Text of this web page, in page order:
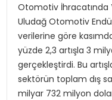
SPOR
SAĞLIK
MAGAZIN
Otomotiv İhracatında
Uludağ Otomotiv
verilerine göre
yüzde 2,3 artışla 3
gerçekleştirdi. Bu
sektörün toplam dış
milyar 732 milyon